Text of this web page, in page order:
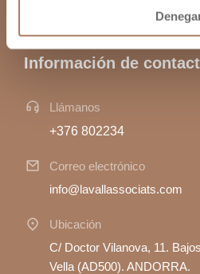
© 2025 La Vall Associats. Todos
Información de
Llámanos
+376 802234
Correo electrónico
info@lavallassociats.com
Ubicación
C/ Doctor Vilanova, 11.
Vella (AD500). ANDORRA.